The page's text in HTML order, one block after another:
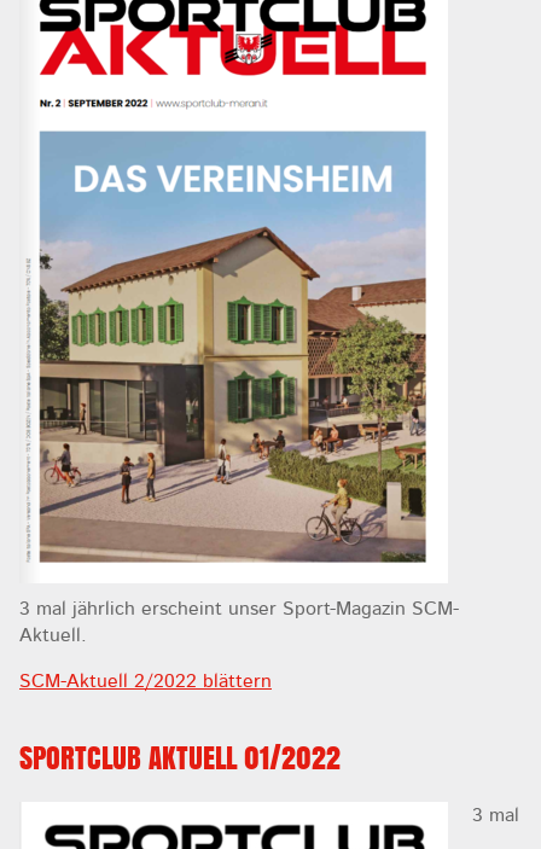
3 mal jährlich erscheint unser Sport-Magazin SCM-
Aktuell.
SCM-Aktuell 2/2022 blättern
SPORTCLUB AKTUELL 01/2022
3 mal